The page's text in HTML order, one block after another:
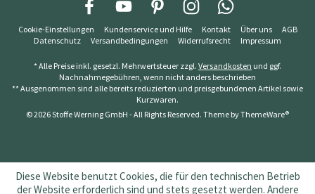
Cookie-Einstellungen Kundenservice und Hilfe Kontakt Über uns
AGB
Datenschutz
Versandbedingungen Widerrufsrecht Impressum
* Alle Preise inkl. gesetzl. Mehrwertsteuer zzgl. Versandkosten und ggf.
Nachnahmegebühren, wenn nicht anders beschrieben
** Ausgenommen sind alle bereits reduzierten und preisgebundenen Artikel sowie
Kurzwaren.
© 2026 Stoffe Werning GmbH - All Rights Reserved. Theme byThemeWare®
Diese Website benutzt Cookies, die für den technischen Betrieb
der Website erforderlich sind und stets gesetzt werden. Andere